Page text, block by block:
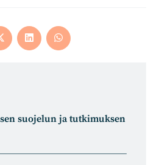
Opens
in
Opens
in
suojelun ja tutkimuksen